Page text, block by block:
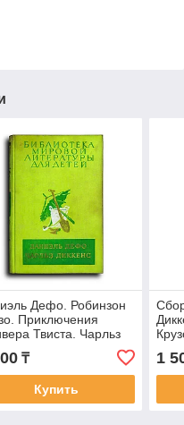
Дефо. Робинзон
Приключения
Твиста. Чарльз
₸
Купить
1